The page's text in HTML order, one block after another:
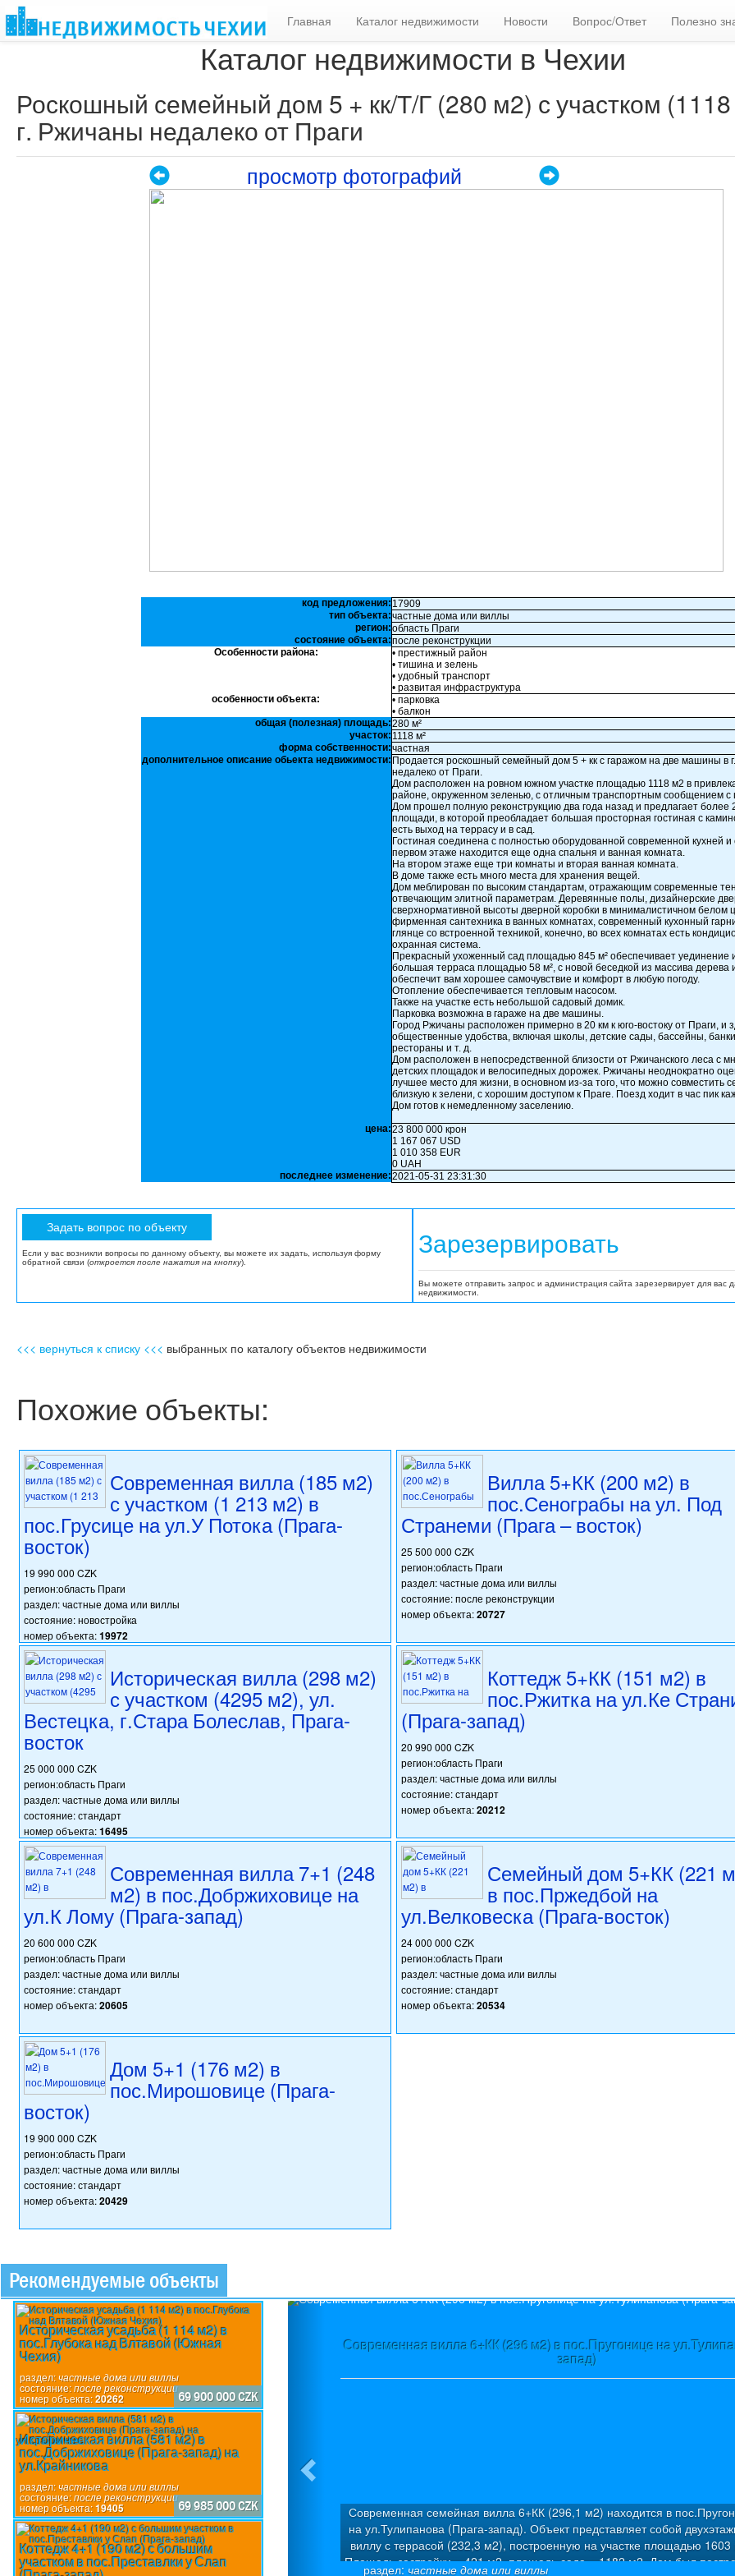
Главная Каталог недвижимости Новости Вопрос/Ответ Полезно
Каталог недвижимости в Чехии
Роскошный семейный дом 5 + кк/Т/Г (280 м2) с участком
г. Ржичаны недалеко от Праги
просмотр фотографий
код предложения: 17909
тип объекта:частные дома или виллы
регион:область Праги
состояние объекта:после реконструкции
Особенности района:
• престижный район
• тишина и зелень
• удобный транспорт
• развитая инфраструктура
особенности объекта:
• парковка
• балкон
общая (полезная) площадь:280 м²
участок: 1118 м²
форма собственности:частная
дополнительное описание обьекта недвижимости: Продается роскошный семейный дом 5 + кк с гаражом на две машины в
недалеко от Праги.
Дом расположен на ровном южном участке площадью 1118 м2 в
районе, окруженном зеленью, с отличным транспортным сообщением с
Дом прошел полную реконструкцию два года назад и предлагает более
площади, в которой преобладает большая просторная гостиная с
есть выход на террасу и в сад.
Гостиная соединена с полностью оборудованной современной кухней и
первом этаже находится еще одна спальня и ванная комната.
На втором этаже еще три комнаты и вторая ванная комната.
В доме также есть много места для хранения вещей.
Дом меблирован по высоким стандартам, отражающим современные
отвечающим элитной параметрам. Деревянные полы, дизайнерские
сверхнормативной высоты дверной коробки в минималистичном белом
фирменная сантехника в ванных комнатах, современный кухонный
глянце со встроенной техникой, конечно, во всех комнатах есть
охранная система.
Прекрасный ухоженный сад площадью 845 м² обеспечивает уединение
большая терраса площадью 58 м², с новой беседкой из массива дерева
обеспечит вам хорошее самочувствие и комфорт в любую погоду.
Отопление обеспечивается тепловым насосом.
Также на участке есть небольшой садовый домик.
Парковка возможна в гараже на две машины.
Город Ржичаны расположен примерно в 20 км к юго-востоку от Праги, и
общественные удобства, включая школы, детские сады, бассейны,
рестораны и т. д.
Дом расположен в непосредственной близости от Ржичанского леса с
детских площадок и велосипедных дорожек. Ржичаны неоднократно
лучшее место для жизни, в основном из-за того, что можно совместить
близкую к зелени, с хорошим доступом к Праге. Поезд ходит в час пик
Дом готов к немедленному заселению.
цена:23 800 000 крон
1 167 067 USD
1 010 358 EUR
0 UAH
последнее изменение:2021-05-31 23:31:30
Если у вас возникли вопросы по данному объекту, вы можете их задать, используя форму
обратной связи (откроется после нажатия на кнопку).
Зарезервировать
Вы можете отправить запрос и администрация сайта зарезервирует для вас
недвижимости.
<<< вернуться к списку <<< выбранных по каталогу объектов недвижимости
Похожие объекты:
Современная вилла (185 м2)
с участком (1 213 м2) в
пос.Грусице на ул.У Потока (Прага-
восток)
19 990 000 CZK
регион:область Праги
раздел: частные дома или виллы
состояние: новостройка
номер объекта:19972
Вилла 5+КК (200 м2) в
пос.Сенограбы на ул. Под
Странеми (Прага – восток)
25 500 000 CZK
регион:область Праги
раздел: частные дома или виллы
состояние: после реконструкции
номер объекта:20727
Историческая вилла (298 м2)
с участком (4295 м2), ул.
Вестецка, г.Стара Болеслав, Прага-
восток
25 000 000 CZK
регион:область Праги
раздел: частные дома или виллы
состояние: стандарт
номер объекта:16495
Коттедж 5+КК (151 м2) в
пос.Ржитка на ул.Ке
(Прага-запад)
20 990 000 CZK
регион:область Праги
раздел: частные дома или виллы
состояние: стандарт
номер объекта:20212
Современная вилла 7+1 (248
м2) в пос.Добржиховице на
ул.К Лому (Прага-запад)
20 600 000 CZK
регион:область Праги
раздел: частные дома или виллы
состояние: стандарт
номер объекта:20605
Семейный дом 5+КК (221
в пос.Пржедбой на
ул.Велковеска (Прага-восток)
24 000 000 CZK
регион:область Праги
раздел: частные дома или виллы
состояние: стандарт
номер объекта:20534
Дом 5+1 (176 м2) в
пос.Мирошовице (Прага-
восток)
19 900 000 CZK
регион:область Праги
раздел: частные дома или виллы
состояние: стандарт
номер объекта:20429
Рекомендуемые объекты
Историческая усадьба (1 114 м2) в
пос.Глубока над Влтавой (Южная
Чехия)
раздел:частные дома или виллы
состояние:после реконструкции
номер объекта:20262 69 900 000 CZK
Историческая вилла (581 м2) в
пос.Добржиховице (Прага-запад) на
ул.Крайникова
раздел:частные дома или виллы
состояние:после реконструкции
номер объекта:19405 69 985 000 CZK
Коттедж 4+1 (190 м2) с большим
участком в пос.Преставлки у Слап
Современная вилла 6+КК (296 м2) в пос.Пругонице на
запад)
раздел:частные дома или виллы
Современная семейная вилла 6+КК (296,1 м2) находится в
на ул.Тулипанова (Прага-запад). Объект представляет собой
виллу с террасой (232,3 м2), построенную на участке площадью
Площадь застройки – 421 м2, площадь сада – 1182 м2. Дом был
Previous